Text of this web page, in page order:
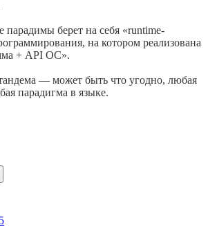
парадимы берет на себя «runtime-
на котором реализована
+ API ОС».
— может быть что угодно, любая
парадигма в языке.